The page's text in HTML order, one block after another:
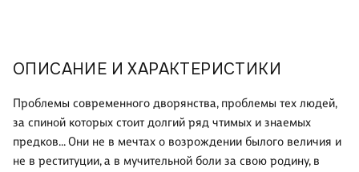
ОПИСАНИЕ И ХАРАКТЕРИСТИКИ
Проблемы современного дворянства, проблемы тех людей,
за спиной которых стоит долгий ряд чтимых и знаемых
предков… Они не в мечтах о возрождении былого величия и
не в реституции, а в мучительной боли за свою родину, в